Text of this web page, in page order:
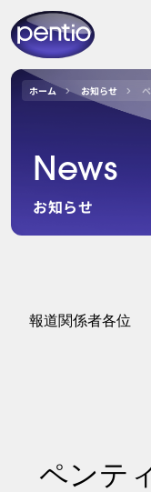
ホーム お知らせ
News
お知らせ
報道関係者各位
ペンテ